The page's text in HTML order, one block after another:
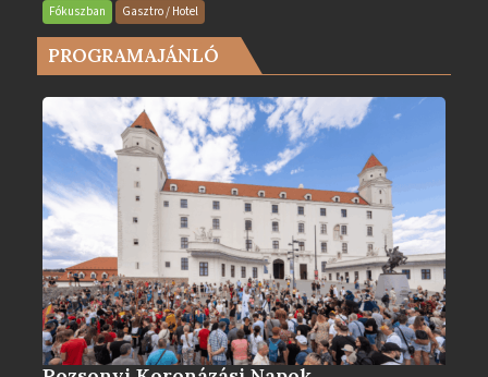
legjobb
városa
2025-
bejegyzéshez
Fókuszban Gasztro / Hotel
PROGRAMAJÁNLÓ